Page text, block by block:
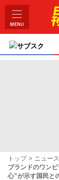
サブスク
トップ ニュース
ブランドのワン
心”が示す国民と